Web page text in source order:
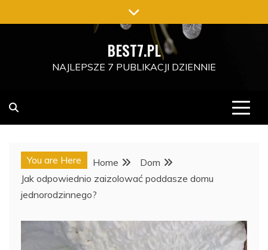
to
BEST7.PL
NAJLEPSZE 7 PUBLIKACJI DZIENNIE
You are Here Home
Dom
Jak odpowiednio zaizolować poddasze domu
jednorodzinnego?